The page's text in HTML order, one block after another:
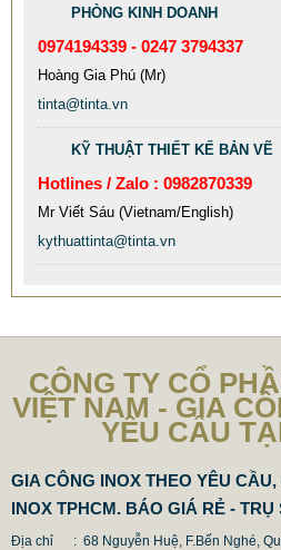
9.577.900 VNĐ
Mẫu: MAU XE DAY
PHÒNG KINH DOANH
0974194339 - 0247 3794337
Hoàng Gia Phú (Mr)
tinta@tinta.vn
KỸ THUẬT THIẾT KẾ BẢN VẼ
Hotlines / Zalo : 0982870339
Mr Viết Sáu (Vietnam/English)
kythuattinta@tinta.vn
CÔNG TY CỔ
VIỆT NAM - GIA
YÊU CẦU
GIA CÔNG INOX THEO YÊU CẦU,
INOX TPHCM. BÁO GIÁ RẺ - TRỤ
Địa chỉ : 68 Nguyễn Huệ, F.Bến Nghé,